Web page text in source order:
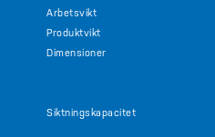
Arbetsvikt
Produktvikt
Dimensioner
Siktningskapacitet